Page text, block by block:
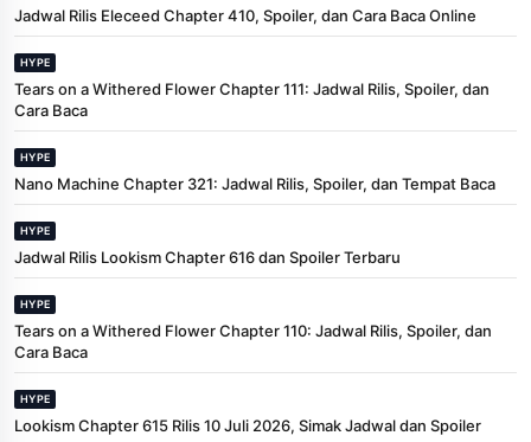
Jadwal Rilis Eleceed Chapter 410, Spoiler, dan Cara Baca Online
HYPE
Tears on a Withered Flower Chapter 111: Jadwal Rilis, Spoiler, dan
Cara Baca
HYPE
Nano Machine Chapter 321: Jadwal Rilis, Spoiler, dan Tempat Baca
HYPE
Jadwal Rilis Lookism Chapter 616 dan Spoiler Terbaru
HYPE
Tears on a Withered Flower Chapter 110: Jadwal Rilis, Spoiler, dan
Cara Baca
HYPE
Lookism Chapter 615 Rilis 10 Juli 2026, Simak Jadwal dan Spoiler